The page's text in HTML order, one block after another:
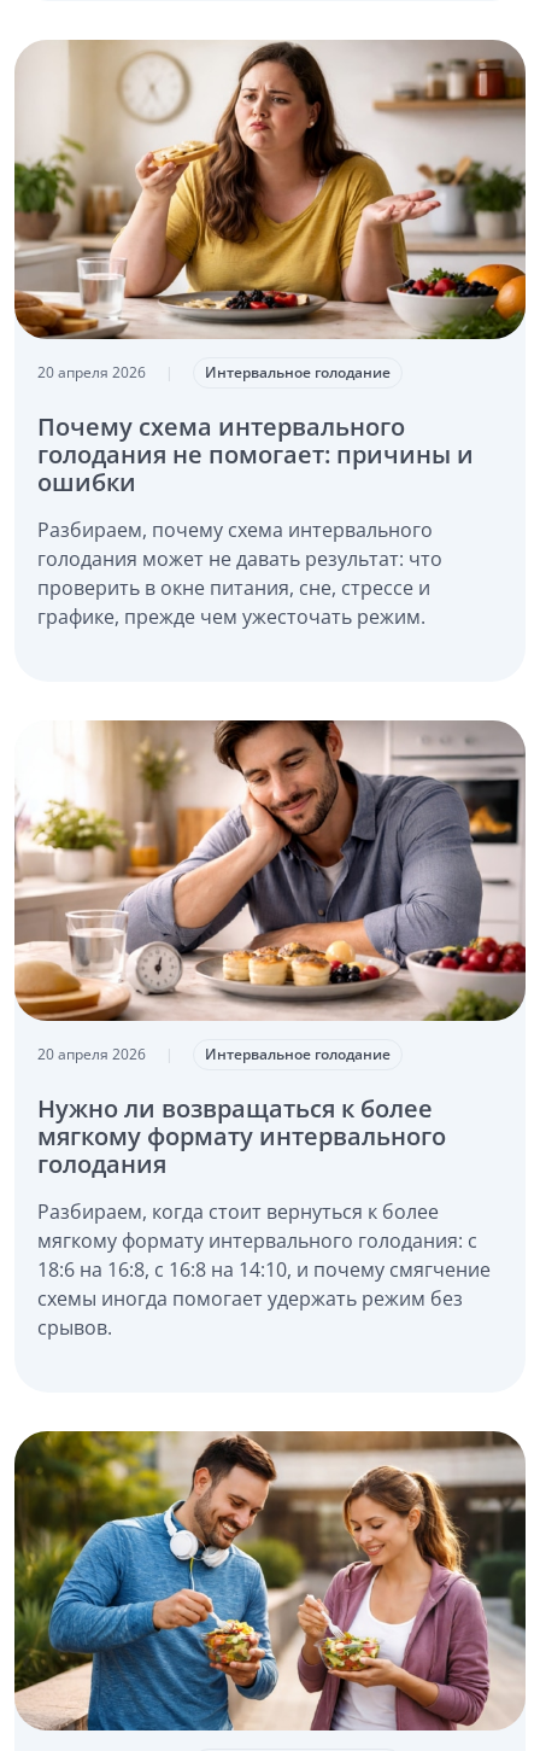
20 апреля 2026 | Интервальное голодание
Почему схема интервального
голодания не помогает: причины и
ошибки
Разбираем, почему схема интервального
голодания может не давать результат: что
проверить в окне питания, сне, стрессе и
графике, прежде чем ужесточать режим.
20 апреля 2026 | Интервальное голодание
Нужно ли возвращаться к более
мягкому формату интервального
голодания
Разбираем, когда стоит вернуться к более
мягкому формату интервального голодания: с
18:6 на 16:8, с 16:8 на 14:10, и почему смягчение
схемы иногда помогает удержать режим без
срывов.